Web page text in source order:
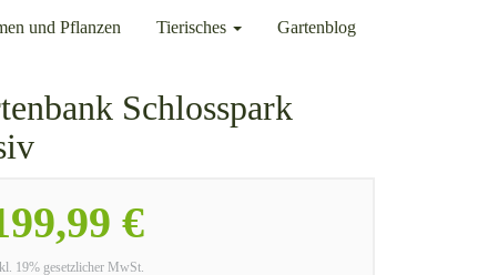
und Pflanzen Tierisches Gartenblog
Schlosspark
€
19% gesetzlicher MwSt.